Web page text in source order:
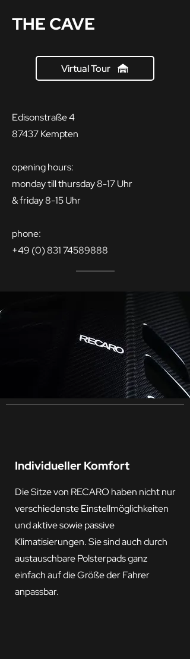
THE CAVE
Virtual Tour
Edisonstraße 4
87437 Kempten
opening hours:
monday till thursday 8-17 Uhr
& friday 8-15 Uhr
phone:
+49 (0) 831 74589888
Individueller Komfort
Die Sitze von RECARO haben nicht nur
verschiedenste Einstellmöglichkeiten
und aktive sowie passive
Klimatisierungen. Sie sind auch durch
austauschbare Polsterpads ganz
einfach auf die Größe der Fahrer
anpassbar.